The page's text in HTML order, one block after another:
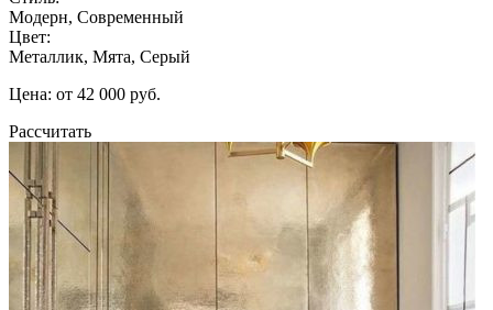
Модерн, Современный
Цвет:
Металлик, Мята, Серый
Цена: от 42 000 руб.
Рассчитать